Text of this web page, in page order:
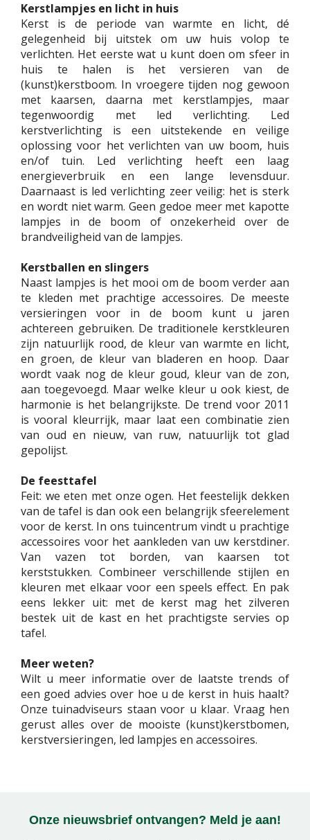
Kerstlampjes en licht in huis
Kerst is de periode van warmte en licht, dé
gelegenheid bij uitstek om uw huis volop te
verlichten. Het eerste wat u kunt doen om sfeer in
huis te halen is het versieren van de
(kunst)kerstboom. In vroegere tijden nog gewoon
met kaarsen, daarna met kerstlampjes, maar
tegenwoordig met led verlichting. Led
kerstverlichting is een uitstekende en veilige
oplossing voor het verlichten van uw boom, huis
en/of tuin. Led verlichting heeft een laag
energieverbruik en een lange levensduur.
Daarnaast is led verlichting zeer veilig: het is sterk
en wordt niet warm. Geen gedoe meer met kapotte
lampjes in de boom of onzekerheid over de
brandveiligheid van de lampjes.
Kerstballen en slingers
Naast lampjes is het mooi om de boom verder aan
te kleden met prachtige accessoires. De meeste
versieringen voor in de boom kunt u jaren
achtereen gebruiken. De traditionele kerstkleuren
zijn natuurlijk rood, de kleur van warmte en licht,
en groen, de kleur van bladeren en hoop. Daar
wordt vaak nog de kleur goud, kleur van de zon,
aan toegevoegd. Maar welke kleur u ook kiest, de
harmonie is het belangrijkste. De trend voor 2011
is vooral kleurrijk, maar laat een combinatie zien
van oud en nieuw, van ruw, natuurlijk tot glad
gepolijst.
De feesttafel
Feit: we eten met onze ogen. Het feestelijk dekken
van de tafel is dan ook een belangrijk sfeerelement
voor de kerst. In ons tuincentrum vindt u prachtige
accessoires voor het aankleden van uw kerstdiner.
Van vazen tot borden, van kaarsen tot
kerststukken. Combineer verschillende stijlen en
kleuren met elkaar voor een speels effect. En pak
eens lekker uit: met de kerst mag het zilveren
bestek uit de kast en het prachtigste servies op
tafel.
Meer weten?
Wilt u meer informatie over de laatste trends of
een goed advies over hoe u de kerst in huis haalt?
Onze tuinadviseurs staan voor u klaar. Vraag hen
gerust alles over de mooiste (kunst)kerstbomen,
kerstversieringen, led lampjes en accessoires.
Onze nieuwsbrief ontvangen? Meld je aan!